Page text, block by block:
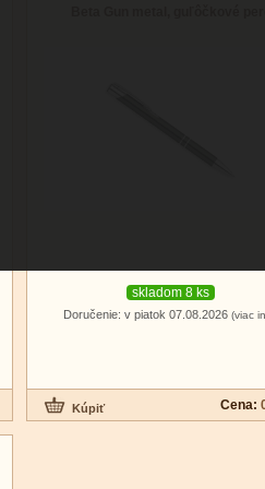
skladom 8 ks
Doručenie: v piatok 07.08.2026 (viac
Cena: